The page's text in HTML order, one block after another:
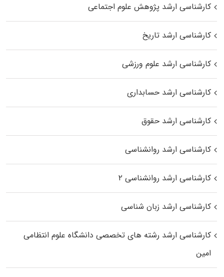
کارشناسی ارشد پژوهش علوم اجتماعی
کارشناسی ارشد تاریخ
کارشناسی ارشد علوم ورزشی
کارشناسی ارشد حسابداری
کارشناسی ارشد حقوق
کارشناسی ارشد روانشناسی
کارشناسی ارشد روانشناسی ۲
کارشناسی ارشد زبان شناسی
کارشناسی ارشد رﺷﺘﻪ ﻫﺎی تخصصی داﻧﺸﮕﺎه ﻋﻠﻮم انتظامی
اﻣﻴﻦ